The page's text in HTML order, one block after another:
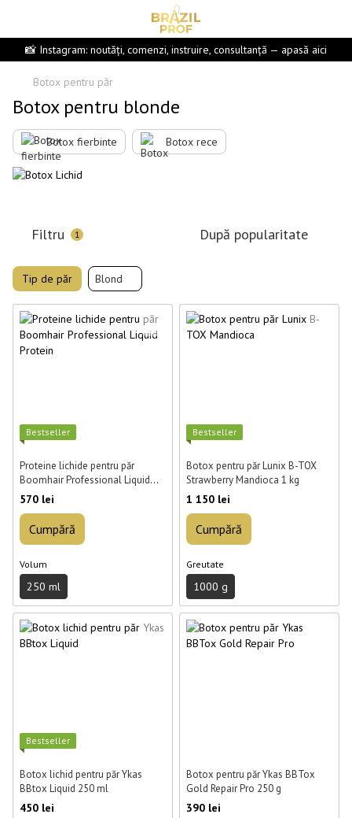
📸 Instagram: noutăți, comenzi, instruire, consultanță — apasă aici
Botox pentru păr
Botox pentru blonde
Botox fierbinte Botox rece
Filtru 1 După popularitate
Tip de păr Blond
Best­seller
Proteine lichide pentru păr
Boomhair Professional Liquid
Protein 250 ml
570 lei
Cumpără
Volum
250 ml
Best­seller
Botox pentru păr Lunix B-TOX
Strawberry Mandioca 1 kg
1 150 lei
Cumpără
Greutate
1000 g
Best­seller
Botox lichid pentru păr Ykas
BBtox Liquid 250 ml
450 lei
Botox pentru păr Ykas BBTox
Gold Repair Pro 250 g
390 lei